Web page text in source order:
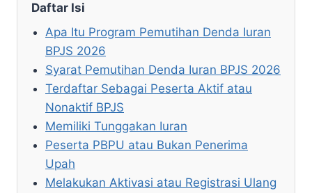
Daftar Isi
Apa Itu Program Pemutihan Denda Iuran
BPJS 2026
Syarat Pemutihan Denda Iuran BPJS 2026
Terdaftar Sebagai Peserta Aktif atau
Nonaktif BPJS
Memiliki Tunggakan Iuran
Peserta PBPU atau Bukan Penerima
Upah
Melakukan Aktivasi atau Registrasi Ulang